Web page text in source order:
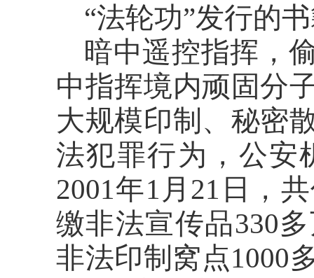
“法轮功”发行的
暗中遥控指挥，
中指挥境内顽固分
大规模印制、秘密
法犯罪行为，公安
2001年1月21日，
缴非法宣传品330
非法印制窝点1000